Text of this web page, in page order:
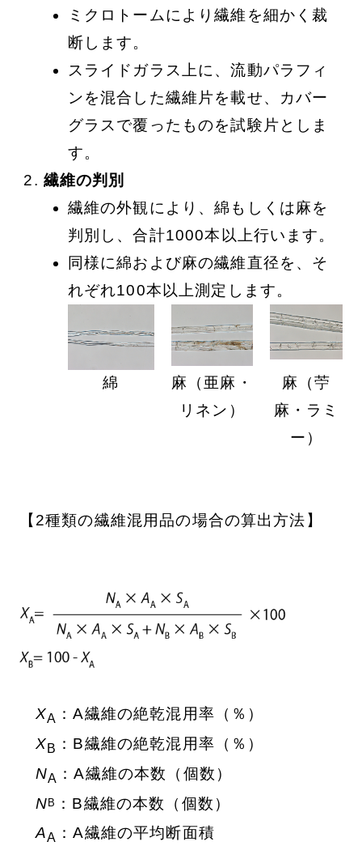
ミクロトームにより繊維を細かく裁
断します。
スライドガラス上に、流動パラフィ
ンを混合した繊維片を載せ、カバー
グラスで覆ったものを試験片としま
す。
繊維の判別
繊維の外観により、綿もしくは麻を
判別し、合計1000本以上行います。
同様に綿および麻の繊維直径を、そ
れぞれ100本以上測定します。
綿
麻（亜麻・
リネン）
麻（苧
麻・ラミ
ー）
【2種類の繊維混用品の場合の算出方法】
XA ：A繊維の絶乾混用率（％）
XB ：B繊維の絶乾混用率（％）
NA ：A繊維の本数（個数）
N B
：B繊維の本数（個数）
AA ：A繊維の平均断面積